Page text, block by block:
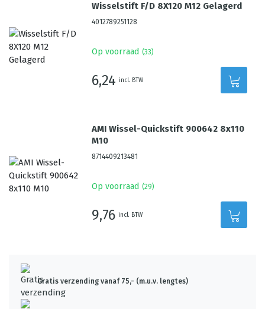
Wisselstift F/D 8X120 M12 Gelagerd
4012789251128
Op voorraad (33)
6,24 incl. BTW
AMI Wissel-Quickstift 900642 8x110
M10
8714409213481
Op voorraad (29)
9,76 incl. BTW
Gratis verzending vanaf 75,- (m.u.v. lengtes)